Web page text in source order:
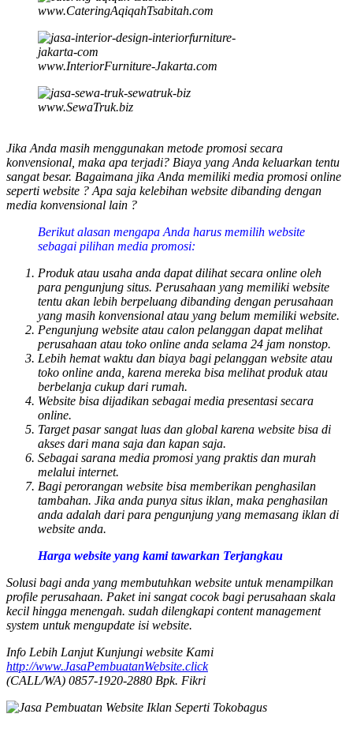
www.CateringAqiqahTsabitah.com
www.InteriorFurniture-Jakarta.com
www.SewaTruk.biz
Jika Anda masih menggunakan metode promosi secara
konvensional, maka apa terjadi? Biaya yang Anda keluarkan tentu
sangat besar. Bagaimana jika Anda memiliki media promosi online
seperti website ? Apa saja kelebihan website dibanding dengan
media konvensional lain ?
Berikut alasan mengapa Anda harus memilih website
sebagai pilihan media promosi:
Produk atau usaha anda dapat dilihat secara online oleh
para pengunjung situs. Perusahaan yang memiliki website
tentu akan lebih berpeluang dibanding dengan perusahaan
yang masih konvensional atau yang belum memiliki website.
Pengunjung website atau calon pelanggan dapat melihat
perusahaan atau toko online anda selama 24 jam nonstop.
Lebih hemat waktu dan biaya bagi pelanggan website atau
toko online anda, karena mereka bisa melihat produk atau
berbelanja cukup dari rumah.
Website bisa dijadikan sebagai media presentasi secara
online.
Target pasar sangat luas dan global karena website bisa di
akses dari mana saja dan kapan saja.
Sebagai sarana media promosi yang praktis dan murah
melalui internet.
Bagi perorangan website bisa memberikan penghasilan
tambahan. Jika anda punya situs iklan, maka penghasilan
anda adalah dari para pengunjung yang memasang iklan di
website anda.
Harga website yang kami tawarkan Terjangkau
Solusi bagi anda yang membutuhkan website untuk menampilkan
profile perusahaan. Paket ini sangat cocok bagi perusahaan skala
kecil hingga menengah. sudah dilengkapi content management
system untuk mengupdate isi website.
Info Lebih Lanjut Kunjungi website Kami
http://www.JasaPembuatanWebsite.click
(CALL/WA) 0857-1920-2880 Bpk. Fikri